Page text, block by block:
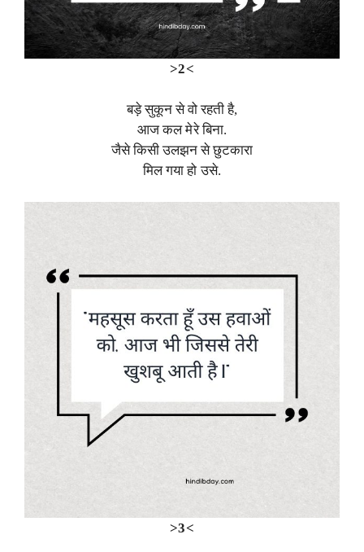
>2<
बड़े सुकून से वो रहती है,
आज कल मेरे बिना.
जैसे किसी उलझन से छुटकारा
मिल गया हो उसे.
>3<